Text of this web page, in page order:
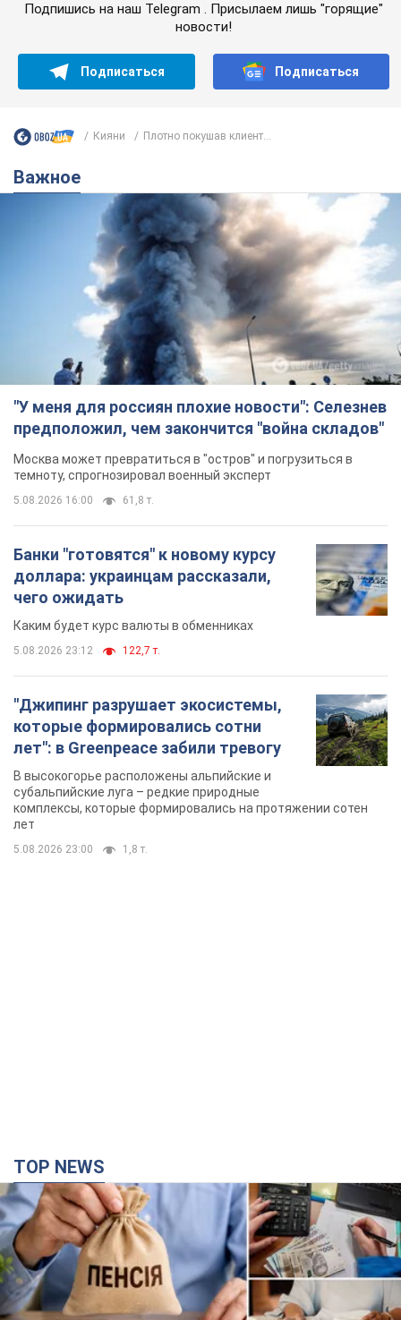
Подпишись на наш Telegram . Присылаем лишь "горящие"
новости!
Подписаться Подписаться
Кияни Плотно покушав клиент...
Важное
"У меня для россиян плохие новости": Селезнев
предположил, чем закончится "война складов"
Москва может превратиться в "остров" и погрузиться в
темноту, спрогнозировал военный эксперт
5.08.2026 16:00 61,8 т.
Банки "готовятся" к новому курсу
доллара: украинцам рассказали,
чего ожидать
Каким будет курс валюты в обменниках
5.08.2026 23:12 122,7 т.
"Джипинг разрушает экосистемы,
которые формировались сотни
лет": в Greenpeace забили тревогу
В высокогорье расположены альпийские и
субальпийские луга – редкие природные
комплексы, которые формировались на протяжении сотен
лет
5.08.2026 23:00 1,8 т.
TOP NEWS